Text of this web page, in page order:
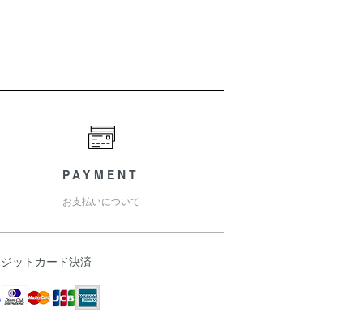
PAYMENT
お支払いについて
ットカード決済